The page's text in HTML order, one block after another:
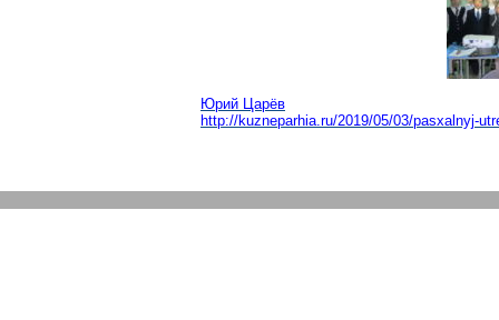
Юрий Царёв
http://kuzneparhia.ru/2019/05/03/pasxalnyj-